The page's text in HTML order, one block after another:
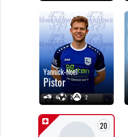
Yannick-Noel
Pistor
4 2 2
20